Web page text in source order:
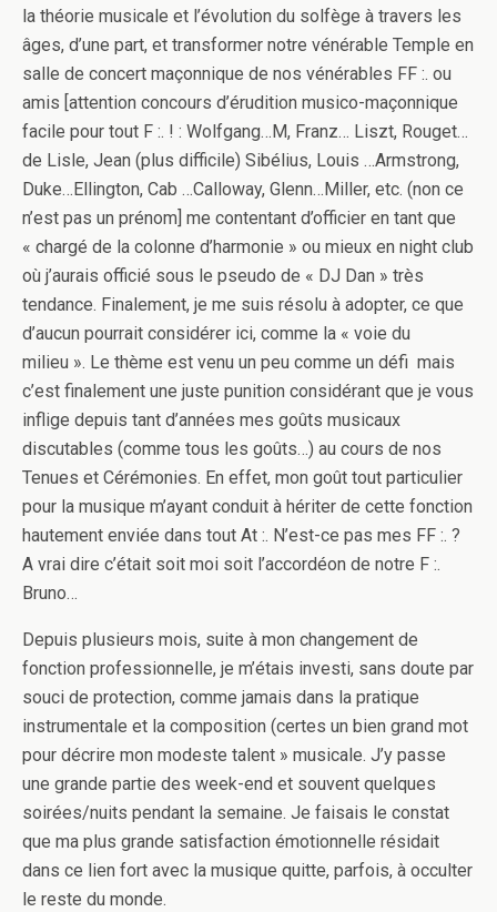
la théorie musicale et l’évolution du solfège à travers les
âges, d’une part, et transformer notre vénérable Temple en
salle de concert maçonnique de nos vénérables FF :. ou
amis [attention concours d’érudition musico-maçonnique
facile pour tout F :. ! : Wolfgang…M, Franz… Liszt, Rouget…
de Lisle, Jean (plus difficile) Sibélius, Louis …Armstrong,
Duke…Ellington, Cab …Calloway, Glenn…Miller, etc. (non ce
n’est pas un prénom] me contentant d’officier en tant que
« chargé de la colonne d’harmonie » ou mieux en night club
où j’aurais officié sous le pseudo de « DJ Dan » très
tendance. Finalement, je me suis résolu à adopter, ce que
d’aucun pourrait considérer ici, comme la « voie du
milieu ». Le thème est venu un peu comme un défi mais
c’est finalement une juste punition considérant que je vous
inflige depuis tant d’années mes goûts musicaux
discutables (comme tous les goûts…) au cours de nos
Tenues et Cérémonies. En effet, mon goût tout particulier
pour la musique m’ayant conduit à hériter de cette fonction
hautement enviée dans tout At :. N’est-ce pas mes FF :. ?
A vrai dire c’était soit moi soit l’accordéon de notre F :.
Bruno…
Depuis plusieurs mois, suite à mon changement de
fonction professionnelle, je m’étais investi, sans doute par
souci de protection, comme jamais dans la pratique
instrumentale et la composition (certes un bien grand mot
pour décrire mon modeste talent » musicale. J’y passe
une grande partie des week-end et souvent quelques
soirées/nuits pendant la semaine. Je faisais le constat
que ma plus grande satisfaction émotionnelle résidait
dans ce lien fort avec la musique quitte, parfois, à occulter
le reste du monde.